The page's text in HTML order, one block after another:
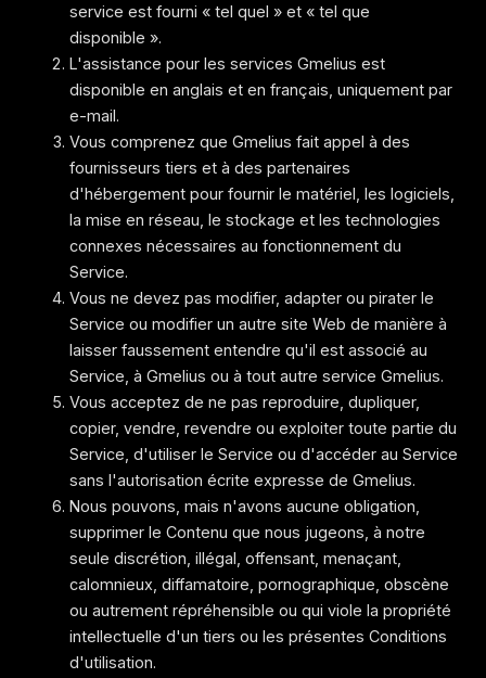
service est fourni « tel quel » et « tel que
disponible ».
L'assistance pour les services Gmelius est
disponible en anglais et en français, uniquement par
e-mail.
Vous comprenez que Gmelius fait appel à des
fournisseurs tiers et à des partenaires
d'hébergement pour fournir le matériel, les logiciels,
la mise en réseau, le stockage et les technologies
connexes nécessaires au fonctionnement du
Service.
Vous ne devez pas modifier, adapter ou pirater le
Service ou modifier un autre site Web de manière à
laisser faussement entendre qu'il est associé au
Service, à Gmelius ou à tout autre service Gmelius.
Vous acceptez de ne pas reproduire, dupliquer,
copier, vendre, revendre ou exploiter toute partie du
Service, d'utiliser le Service ou d'accéder au Service
sans l'autorisation écrite expresse de Gmelius.
Nous pouvons, mais n'avons aucune obligation,
supprimer le Contenu que nous jugeons, à notre
seule discrétion, illégal, offensant, menaçant,
calomnieux, diffamatoire, pornographique, obscène
ou autrement répréhensible ou qui viole la propriété
intellectuelle d'un tiers ou les présentes Conditions
d'utilisation.